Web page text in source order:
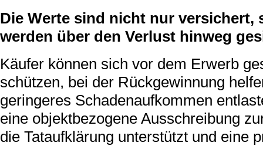
Die Werte sind nicht nur
werden über den Verlust hinweg
Käufer können sich vor dem Erwerb
schützen, bei der Rückgewinnung
geringeres Schadenaufkommen
eine objektbezogene Ausschreibung
die Tataufklärung unterstützt und eine